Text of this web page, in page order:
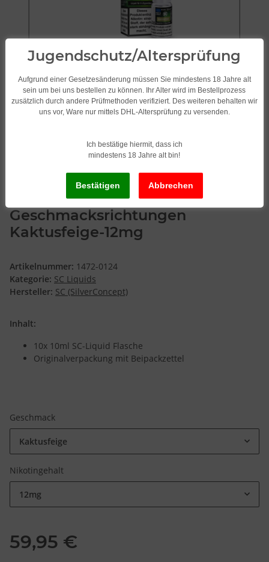
SC Liquid/Frucht 10 x 10ml
verschiedene
Geschmacksrichtungen
Kaktusfeige-12mg
Artikelnummer: 1472-0124
Kategorie: SC Liquids
Hersteller: SC (SilverConcept)
Inhalt:
10x 10ml SC-Liquid Flasche
Originalverpackung mit Beipackzettel
Geschmack
Kaktusfeige
Nikotingehalt
12mg
59,95 €
Jugendschutz/Altersprüfung
Aufgrund einer Gesetzesänderung müssen Sie mindestens 18 Jahre alt
sein um bei uns bestellen zu können. Ihr Alter wird im Bestellprozess
zusätzlich durch andere Prüfmethoden verifiziert. Des weiteren behalten wir
uns vor, Ware nur mittels DHL-Altersprüfung zu versenden.
Ich bestätige hiermit, dass ich
mindestens 18 Jahre alt bin!